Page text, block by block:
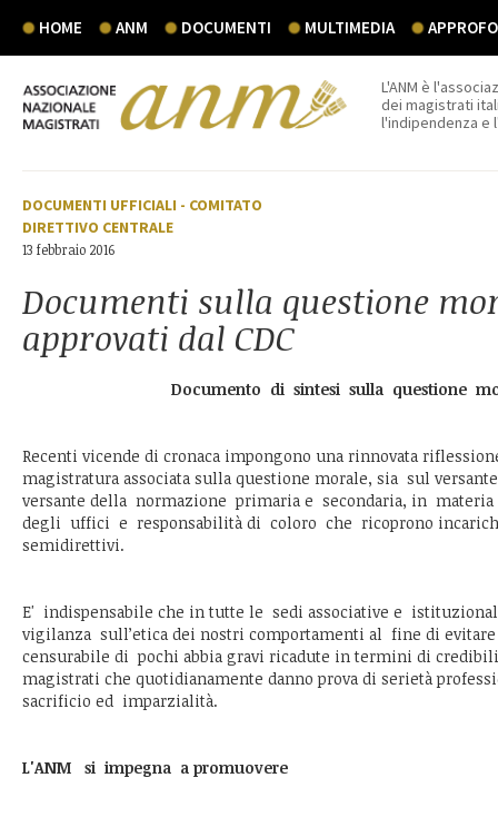
HOME ANM DOCUMENTI MULTIMEDIA
L'ANM è
dei magistrati
l'indipendenza e
DOCUMENTI UFFICIALI - COMITATO
DIRETTIVO CENTRALE
13 febbraio 2016
Documenti sulla questione
approvati dal CDC
Documento di sintesi sulla questione
Recenti vicende di cronaca impongono una rinnovata
magistratura associata sulla questione morale, sia sul
versante della normazione primaria e secondaria, in
degli uffici e responsabilità di coloro che ricoprono
semidirettivi.
E' indispensabile che in tutte le sedi associative e
vigilanza sull’etica dei nostri comportamenti al fine di evitare
censurabile di pochi abbia gravi ricadute in termini di
magistrati che quotidianamente danno prova di serietà
sacrificio ed imparzialità.
L'ANM si impegna a promuovere